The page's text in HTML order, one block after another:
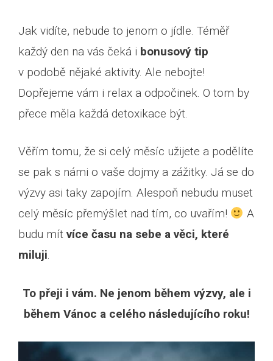
Jak vidíte, nebude to jenom o jídle. Téměř
každý den na vás čeká i bonusový tip
v podobě nějaké aktivity. Ale nebojte!
Dopřejeme vám i relax a odpočinek. O tom by
přece měla každá detoxikace být.
Věřím tomu, že si celý měsíc užijete a podělíte
se pak s námi o vaše dojmy a zážitky. Já se do
výzvy asi taky zapojím. Alespoň nebudu muset
celý měsíc přemýšlet nad tím, co uvařím!
A
budu mít více času na sebe a věci, které
miluji.
To přeji i vám. Ne jenom během výzvy, ale i
během Vánoc a celého následujícího roku!